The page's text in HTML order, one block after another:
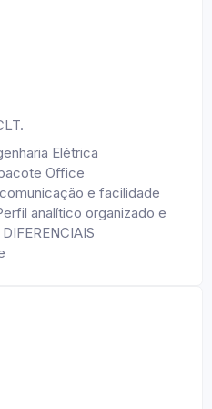
Elétrica
Office
e facilidade
analítico organizado e